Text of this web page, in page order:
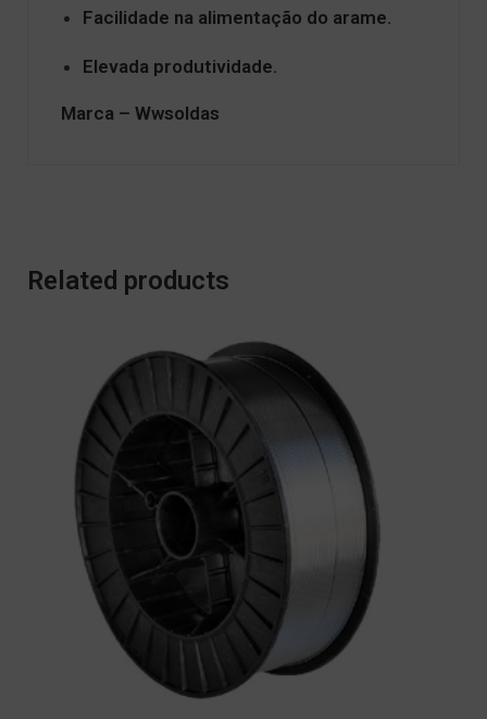
Facilidade na alimentação do arame.
Elevada produtividade.
Marca – Wwsoldas
Related products